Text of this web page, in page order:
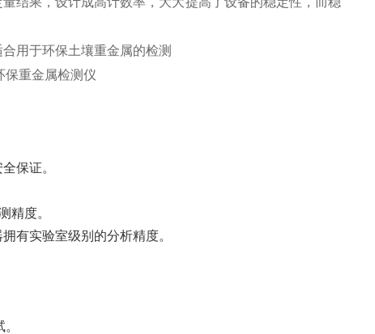
用于环保土壤重金属的检测
保证。
精度。
有实验室级别的分析精度。